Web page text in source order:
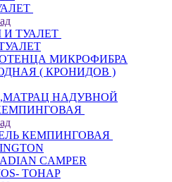
ТУАЛЕТ
МИКРОФИБРА
( КРОНИДОВ )
,МАТРАЦ НАДУВНОЙ
КЕМПИНГОВАЯ
CAMPER
ТОНАР